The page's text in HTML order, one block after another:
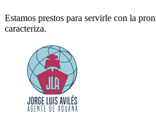
Estamos prestos para servirle con la
caracteriza.